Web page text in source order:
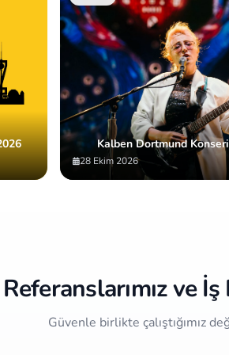
Kalben Dortmund
28 Ekim 2026
Referanslarımız ve
Güvenle birlikte çalıştığımız